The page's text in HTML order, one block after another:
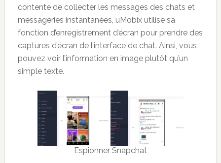
contente de collecter les messages des chats et
messageries instantanées, uMobix utilise sa
fonction d’enregistrement d’écran pour prendre des
captures d’écran de l’interface de chat. Ainsi, vous
pouvez voir l’information en image plutôt qu’un
simple texte.
Espionner Snapchat